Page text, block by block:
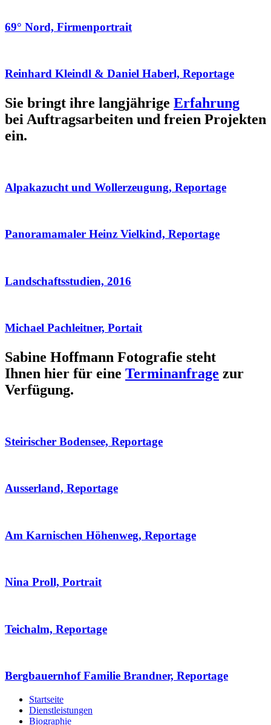
69° Nord, Firmenportrait
Reinhard Kleindl & Daniel Haberl, Reportage
Sie bringt ihre langjährige Erfahrung
bei Auftragsarbeiten und freien Projekten
ein.
Alpakazucht und Wollerzeugung, Reportage
Panoramamaler Heinz Vielkind, Reportage
Landschaftsstudien, 2016
Michael Pachleitner, Portait
Sabine Hoffmann Fotografie steht
Ihnen hier für eine Terminanfrage zur
Verfügung.
Steirischer Bodensee, Reportage
Ausserland, Reportage
Am Karnischen Höhenweg, Reportage
Nina Proll, Portrait
Teichalm, Reportage
Bergbauernhof Familie Brandner, Reportage
Startseite
Dienstleistungen
Biographie